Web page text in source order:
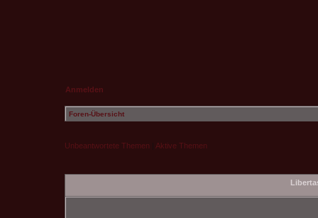
Anmelden
Foren-Übersicht
Unbeantwortete Themen Aktive Themen